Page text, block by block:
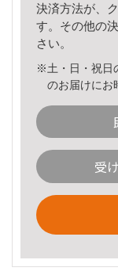
決済方法が、
す。その他の
さい。
※土・日・祝日
のお届けにお
受